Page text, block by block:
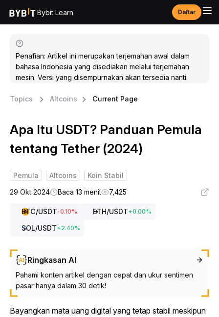
Bybit Learn Daftar
Penafian: Artikel ini merupakan terjemahan awal dalam
bahasa Indonesia yang disediakan melalui terjemahan
mesin. Versi yang disempurnakan akan tersedia nanti.
Topics Altcoins Current Page
Apa Itu USDT? Panduan Pemula
tentang Tether (2024)
Pemula Altcoins
Koin Stabil
29 Okt 2024
Baca 13 menit 7,425
BTC/USDT-0.10% ETH/USDT+0.00%
SOL/USDT+2.40%
Ringkasan AI
Pahami konten artikel dengan cepat dan ukur sentimen
pasar hanya dalam 30 detik!
Bayangkan mata uang digital yang tetap stabil meskipun